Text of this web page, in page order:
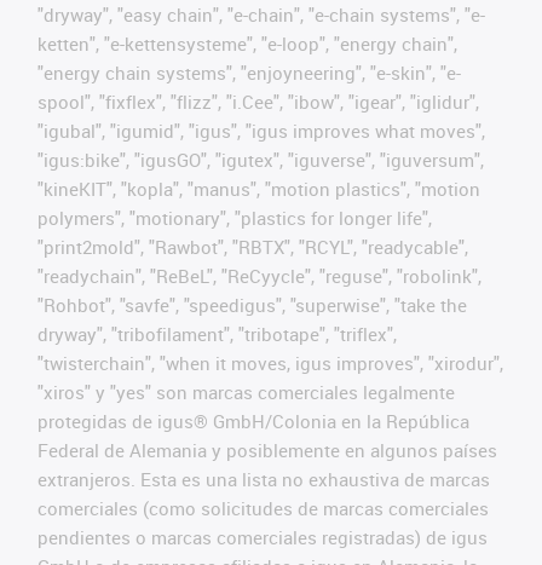
"dryway", "easy chain", "e-chain", "e-chain systems", "e-
ketten", "e-kettensysteme", "e-loop", "energy chain",
"energy chain systems", "enjoyneering", "e-skin", "e-
spool", "fixflex", "flizz", "i.Cee", "ibow", "igear", "iglidur",
"igubal", "igumid", "igus", "igus improves what moves",
"igus:bike", "igusGO", "igutex", "iguverse", "iguversum",
"kineKIT", "kopla", "manus", "motion plastics", "motion
polymers", "motionary", "plastics for longer life",
"print2mold", "Rawbot", "RBTX", "RCYL", "readycable",
"readychain", "ReBeL", "ReCyycle", "reguse", "robolink",
"Rohbot", "savfe", "speedigus", "superwise", "take the
dryway", "tribofilament", "tribotape", "triflex",
"twisterchain", "when it moves, igus improves", "xirodur",
"xiros" y "yes" son marcas comerciales legalmente
protegidas de igus® GmbH/Colonia en la República
Federal de Alemania y posiblemente en algunos países
extranjeros. Esta es una lista no exhaustiva de marcas
comerciales (como solicitudes de marcas comerciales
pendientes o marcas comerciales registradas) de igus